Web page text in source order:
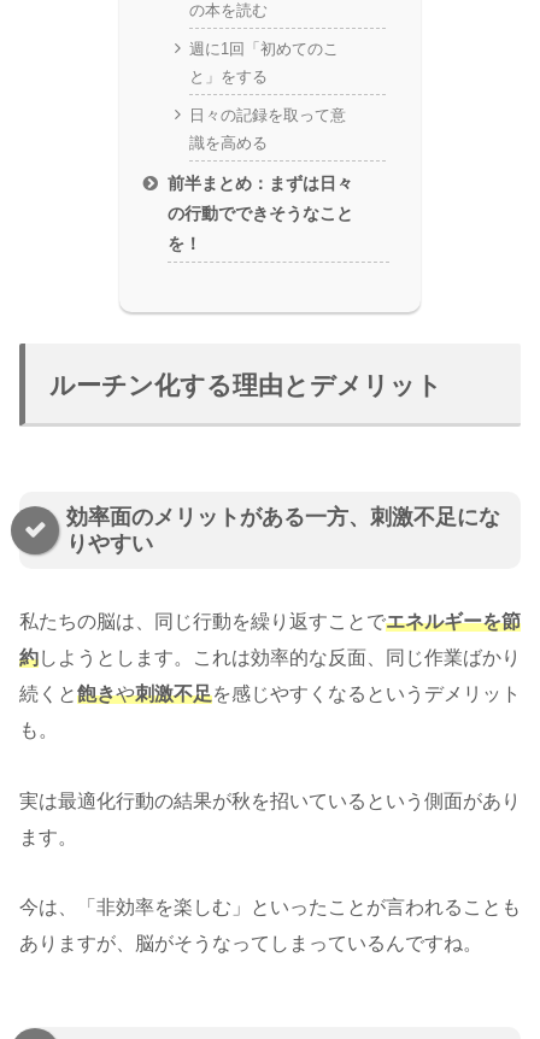
の本を読む
週に1回「初めてのこ
と」をする
日々の記録を取って意
識を高める
前半まとめ：まずは日々
の行動でできそうなこと
を！
ルーチン化する理由とデメリット
効率面のメリットがある一方、刺激不足にな
りやすい
私たちの脳は、同じ行動を繰り返すことでエネルギーを節
約しようとします。これは効率的な反面、同じ作業ばかり
続くと飽きや刺激不足を感じやすくなるというデメリット
も。
実は最適化行動の結果が秋を招いているという側面があり
ます。
今は、「非効率を楽しむ」といったことが言われることも
ありますが、脳がそうなってしまっているんですね。